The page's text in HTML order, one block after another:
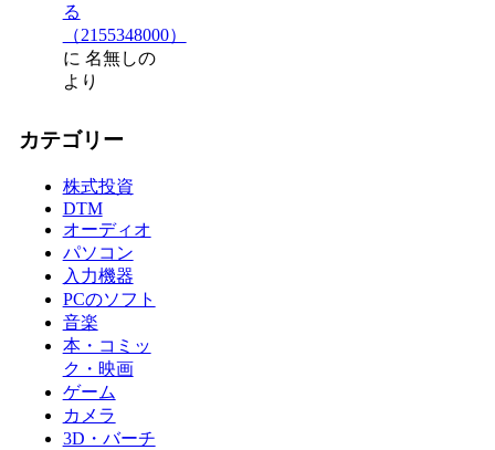
る
（2155348000）
に 名無しの
より
カテゴリー
株式投資
DTM
オーディオ
パソコン
入力機器
PCのソフト
音楽
本・コミッ
ク・映画
ゲーム
カメラ
3D・バーチ